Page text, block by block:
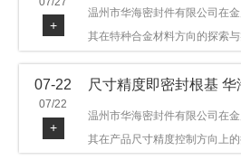
+
温州市华海密封件有限公司在
其在特种合金材料方向的探索
品，可提供多种材质方案，在
07-22
07/22
+
尺寸精度即密封根基
温州市华海密封件有限公司在
其在产品尺寸精度控制方向上